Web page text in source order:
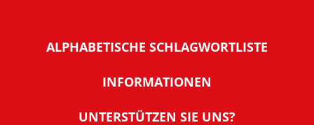
ALPHABETISCHE SCHLAGWORTLISTE
INFORMATIONEN
Warum NachDenkSeiten
UNTERSTÜTZEN SIE UNS?